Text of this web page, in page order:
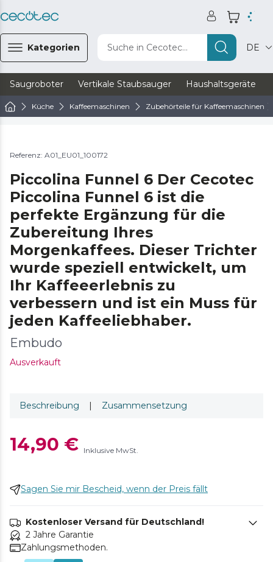
Kategorien Suche in Cecotec... DE
Saugroboter Vertikale Staubsauger Haushaltsgeräte
Küche Kaffeemaschinen Zubehörteile für Kaffeemaschinen
Referenz: A01_EU01_100172
Piccolina Funnel 6 Der Cecotec
Piccolina Funnel 6 ist die
perfekte Ergänzung für die
Zubereitung Ihres
Morgenkaffees. Dieser Trichter
wurde speziell entwickelt, um
Ihr Kaffeeerlebnis zu
verbessern und ist ein Muss für
jeden Kaffeeliebhaber.
Embudo
Ausverkauft
Beschreibung | Zusammensetzung
14,90 € Inklusive MwSt.
Sagen Sie mir Bescheid, wenn der Preis fällt
Kostenloser Versand für Deutschland!
2 Jahre Garantie
Zahlungsmethoden.